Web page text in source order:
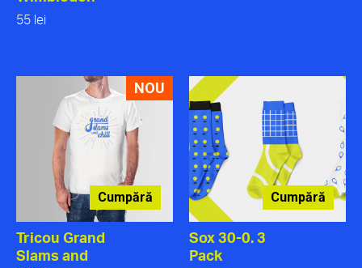
55 lei
NOU
Cumpără
Tricou Grand
Slams and
Cumpără
Sox 30-0. 3
Pack